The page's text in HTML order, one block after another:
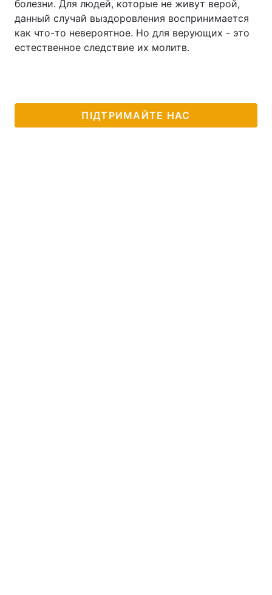
болезни. Для людей, которые не живут верой,
данный случай выздоровления воспринимается
как что-то невероятное. Но для верующих - это
естественное следствие их молитв.
ПІДТРИМАЙТЕ НАС